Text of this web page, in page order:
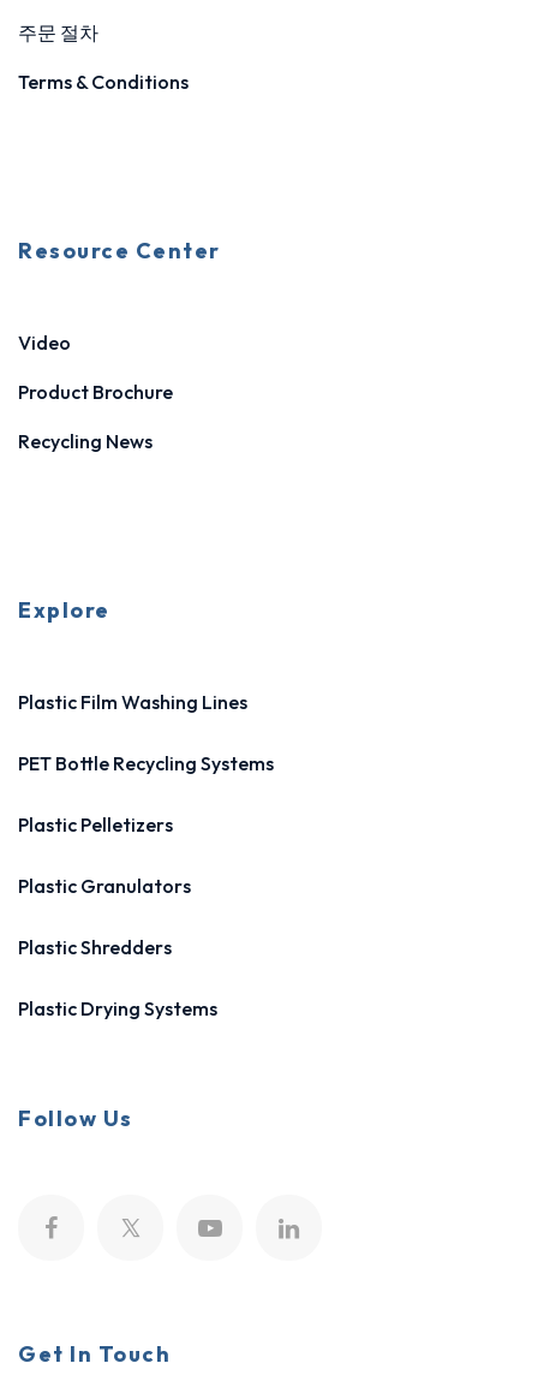
주문 절차
Terms & Conditions
Resource Center
Video
Product Brochure
Recycling News
Explore
Plastic Film Washing Lines
PET Bottle Recycling Systems
Plastic Pelletizers
Plastic Granulators
Plastic Shredders
Plastic Drying Systems
Follow Us
Get In Touch